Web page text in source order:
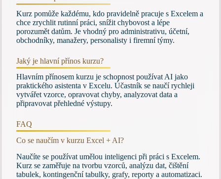
Kurz pomůže každému, kdo pravidelně pracuje s Excelem a
chce zrychlit rutinní práci, snížit chybovost a lépe
porozumět datům. Je vhodný pro administrativu, účetní,
obchodníky, manažery, personalisty i firemní týmy.
Jaký je hlavní přínos kurzu?
Hlavním přínosem kurzu je schopnost používat AI jako
praktického asistenta v Excelu. Účastník se naučí rychleji
vytvářet vzorce, opravovat chyby, analyzovat data a
připravovat přehledné výstupy.
FAQ
Co se naučím v kurzu Excel + AI?
Naučíte se používat umělou inteligenci při práci s Excelem.
Kurz se zaměřuje na tvorbu vzorců, analýzu dat, čištění
tabulek, kontingenční tabulky, grafy, reporty a automatizaci.